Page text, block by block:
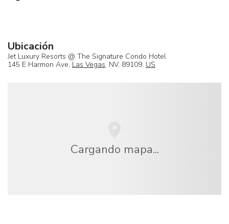
Ubicación
Jet Luxury Resorts @ The Signature Condo Hotel
145 E Harmon Ave, Las Vegas, NV, 89109, US
Cargando mapa...